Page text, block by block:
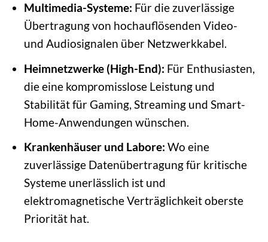
Multimedia-Systeme: Für die zuverlässige
Übertragung von hochauflösenden Video-
und Audiosignalen über Netzwerkkabel.
Heimnetzwerke (High-End): Für Enthusiasten,
die eine kompromisslose Leistung und
Stabilität für Gaming, Streaming und Smart-
Home-Anwendungen wünschen.
Krankenhäuser und Labore: Wo eine
zuverlässige Datenübertragung für kritische
Systeme unerlässlich ist und
elektromagnetische Verträglichkeit oberste
Priorität hat.